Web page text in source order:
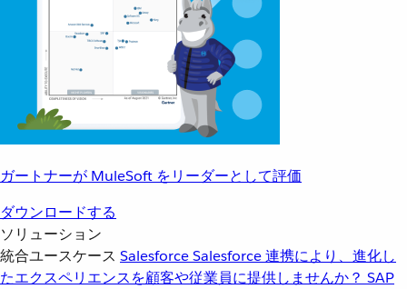
ガートナーが MuleSoft をリーダーとして評価
ダウンロードする
ソリューション
統合ユースケース SalesforceSalesforce 連携により、進化し
たエクスペリエンスを顧客や従業員に提供しませんか？ SAP